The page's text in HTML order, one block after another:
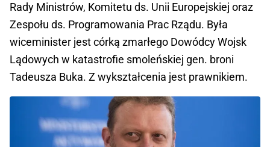
Rady Ministrów, Komitetu ds. Unii Europejskiej oraz
Zespołu ds. Programowania Prac Rządu. Była
wiceminister jest córką zmarłego Dowódcy Wojsk
Lądowych w katastrofie smoleńskiej gen. broni
Tadeusza Buka. Z wykształcenia jest prawnikiem.